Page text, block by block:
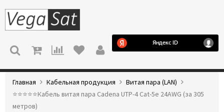
МЕНЮ
Главная Кабельная продукция
Витая пара (LAN)
⭐️⭐️⭐️⭐️⭐️Кабель витая пара Cadena UTP-4 Cat-5e 24AWG (за 305
метров)